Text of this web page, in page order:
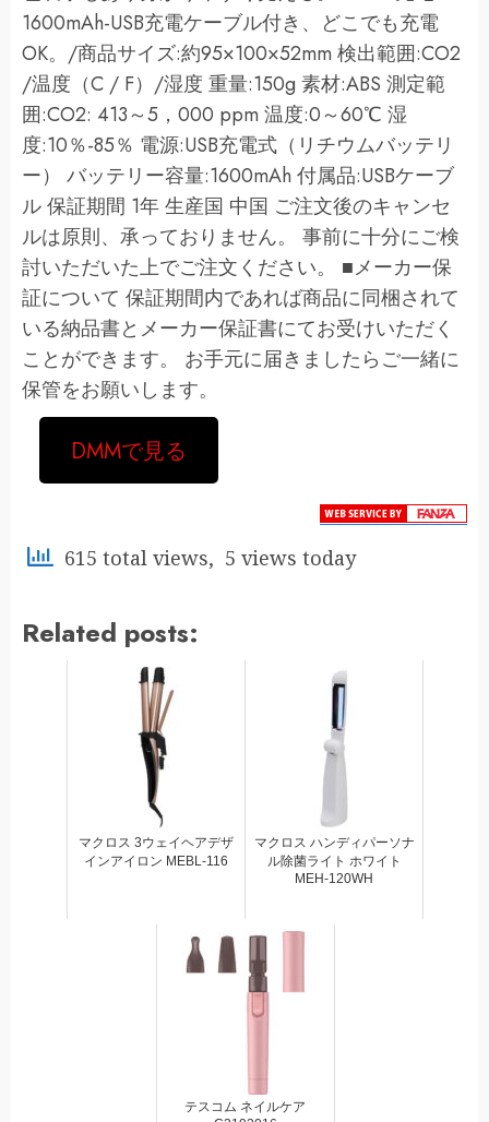
1600mAh-USB充電ケーブル付き、どこでも充電
OK。/商品サイズ:約95×100×52mm 検出範囲:CO2
/温度（C / F）/湿度 重量:150g 素材:ABS 測定範
囲:CO2: 413～5，000 ppm 温度:0～60℃ 湿
度:10％-85％ 電源:USB充電式（リチウムバッテリ
ー） バッテリー容量:1600mAh 付属品:USBケーブ
ル 保証期間 1年 生産国 中国 ご注文後のキャンセ
ルは原則、承っておりません。 事前に十分にご検
討いただいた上でご注文ください。 ■メーカー保
証について 保証期間内であれば商品に同梱されて
いる納品書とメーカー保証書にてお受けいただく
ことができます。 お手元に届きましたらご一緒に
保管をお願いします。
DMMで見る
615 total views, 5 views today
Related posts:
マクロス 3ウェイヘアデザ
インアイロン MEBL-116
マクロス ハンディパーソナ
ル除菌ライト ホワイト
MEH-120WH
テスコム ネイルケア